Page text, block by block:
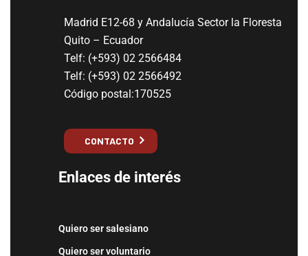
Madrid E12-68 y Andalucía Sector la Floresta
Quito – Ecuador
Telf: (+593) 02 2566484
Telf: (+593) 02 2566492
Código postal:170525
CONTACTO
Enlaces de interés
Quiero ser salesiano
Quiero ser voluntario